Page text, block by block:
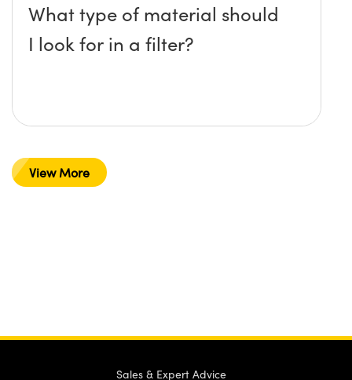
What type of material should
I look for in a filter?
View More
Sales & Expert Advice